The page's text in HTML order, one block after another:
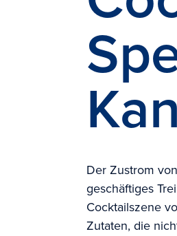
Der Zustrom
geschäftiges
Cocktailszene
Zutaten, die